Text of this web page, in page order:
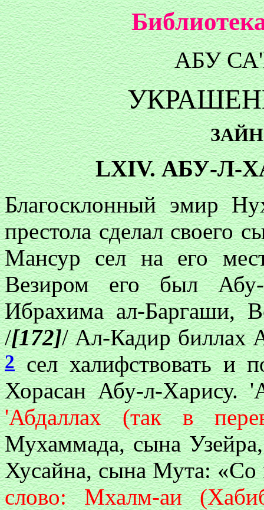
АБУ
LXIV. АБУ-Л-
Благосклонный эмир
престола сделал своего
Мансур сел на его
Везиром его был
Ибрахима ал-Баргаши,
/[172]/ Ал-Кадир биллах
2сел халифствовать и
Хорасан Абу-л-Харису.
'Абдаллах (так в
Мухаммада, сына
Хусайна, сына Мута:
слово: Мхалм-аи